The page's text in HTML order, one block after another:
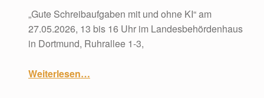
„Gute Schreibaufgaben mit und ohne KI“ am
27.05.2026, 13 bis 16 Uhr im Landesbehördenhaus
in Dortmund, Ruhrallee 1-3,
Weiterlesen“Informationsveranstaltung: Schule auf dem Weg – digitale Kompaktkurse zur Gestaltung von Sprachförderung und Sprachbildung im eigenen Unterricht”
…